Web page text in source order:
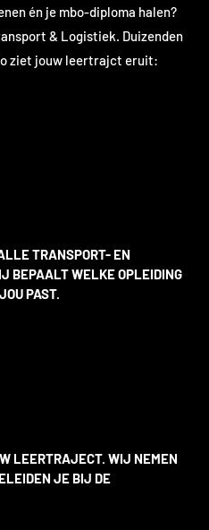
én je mbo-diploma halen?
& Logistiek. Duizenden
ziet jouw leertrajct eruit:
TRANSPORT- EN
BEPAALT WELKE OPLEIDING
PAST.
LEERTRAJECT. WIJ NEMEN
JE BIJ DE